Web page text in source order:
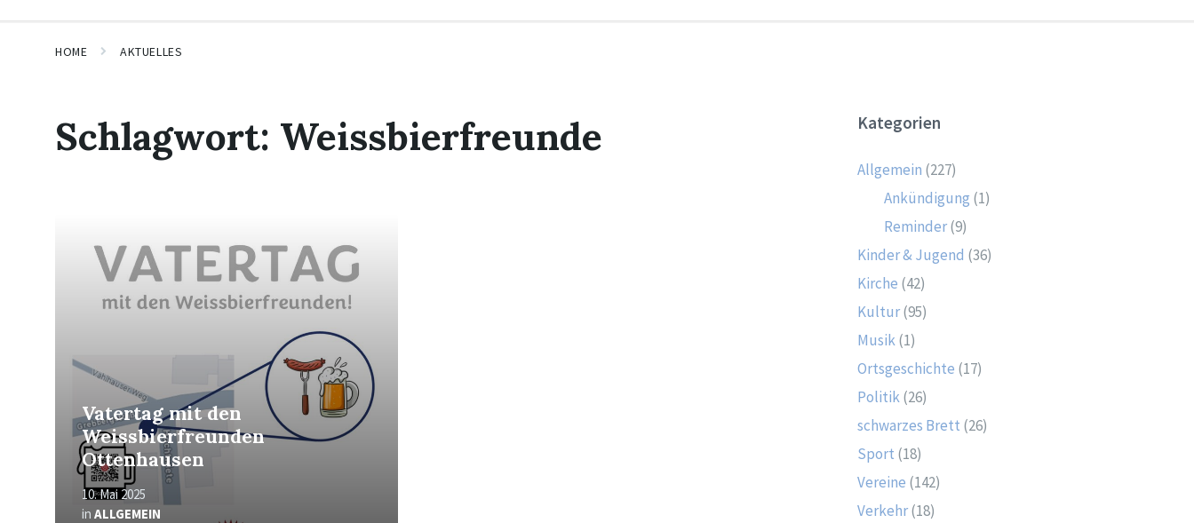
HOME AKTUELLES
Schlagwort: Weissbierfreunde
Vatertag mit den
Weissbierfreunden
Ottenhausen
10. Mai 2025
in ALLGEMEIN
Kategorien
Allgemein (227)
Ankündigung (1)
Reminder(9)
Kinder & Jugend (36)
Kirche (42)
Kultur(95)
Musik(1)
Ortsgeschichte (17)
Politik(26)
schwarzes Brett (26)
Sport (18)
Vereine (142)
Verkehr(18)